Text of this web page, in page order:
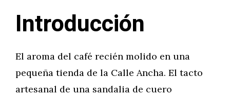
Introducción
El aroma del café recién molido en una
pequeña tienda de la Calle Ancha. El tacto
artesanal de una sandalia de cuero